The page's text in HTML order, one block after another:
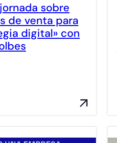
sobre
de venta para
digital» con